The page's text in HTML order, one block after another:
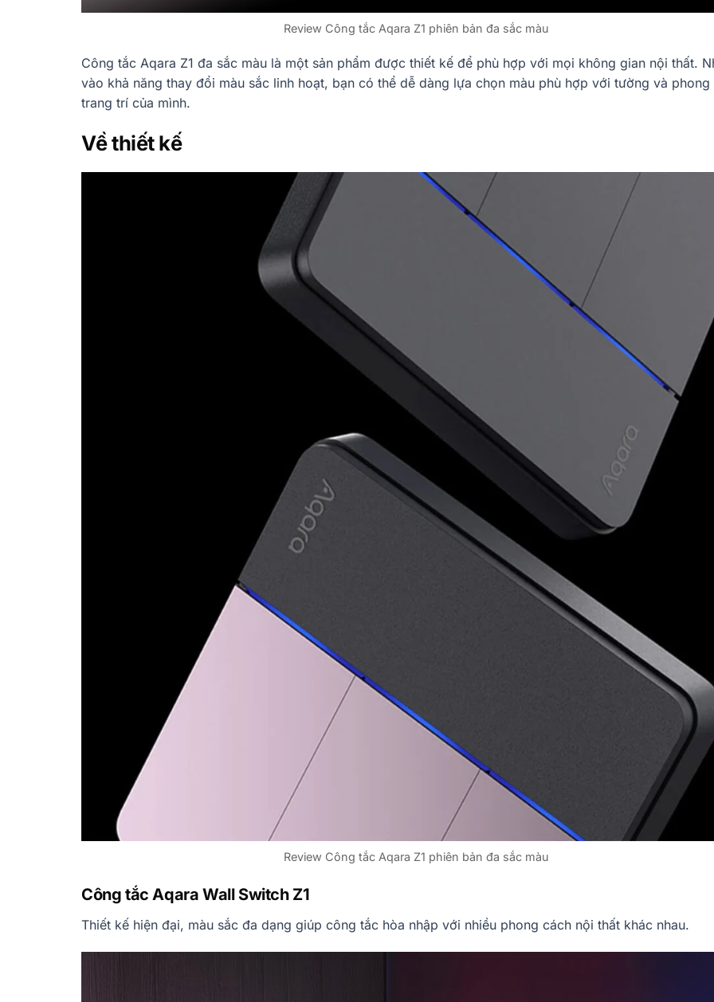
Review Công tắc Aqara Z1 phiên bản đa sắc màu
Công tắc Aqara Z1 đa sắc màu là một sản phẩm được thiết kế để phù hợp với mọi không gian nội thất.
vào khả năng thay đổi màu sắc linh hoạt, bạn có thể dễ dàng lựa chọn màu phù hợp với tường và phong
trang trí của mình.
Về thiết kế
Review Công tắc Aqara Z1 phiên bản đa sắc màu
Công tắc Aqara Wall Switch Z1
Thiết kế hiện đại, màu sắc đa dạng giúp công tắc hòa nhập với nhiều phong cách nội thất khác nhau.